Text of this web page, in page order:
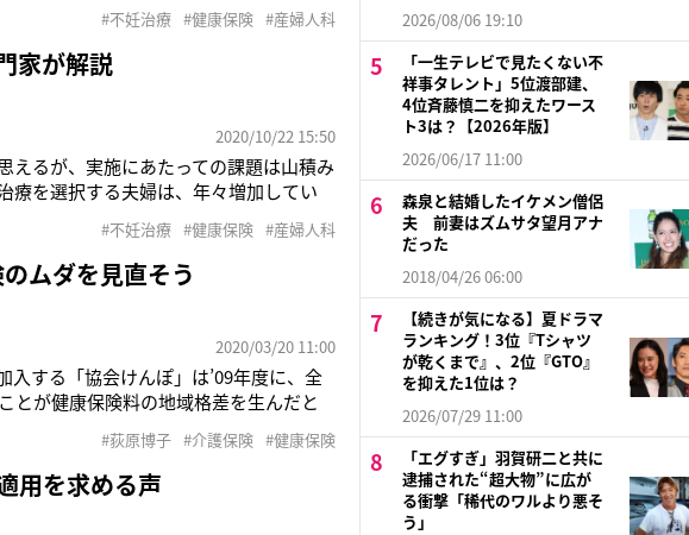
妊治療を保険適用の対象にする方針を
#不妊治療 #健康保険 #産婦人科
家が解説
2020/10/22 15:50
えるが、実施にあたっての課題は山積み
療を選択する夫婦は、年々増加してい
った（日本産科婦人科学会）。同年の
#不妊治療 #健康保険 #産婦人科
ムダを見直そう
2020/03/20 11:00
する「協会けんぽ」は’09年度に、全
とが健康保険料の地域格差を生んだと
10％ですが、都道府県別を見ると、も
#荻原博子 #介護保険 #健康保険
用を求める声
2026/08/06 19:10
「一生テレビで見たくない不
祥事タレント」5位渡部建、
4位斉藤慎二を抑えたワース
ト3は？【2026年版】
2026/06/17 11:00
森泉と結婚したイケメン僧侶
夫 前妻はズムサタ望月アナ
だった
2018/04/26 06:00
【続きが気になる】夏ドラマ
ランキング！3位『Tシャツ
が乾くまで』、2位『GTO』
を抑えた1位は？
2026/07/29 11:00
「エグすぎ」羽賀研二と共に
逮捕された“超大物”に広が
る衝撃「稀代のワルより悪そ
う」